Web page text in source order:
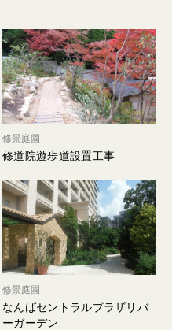
修景庭園
修道院遊歩道設置工事
修景庭園
なんばセントラルプラザリバ
ーガーデン